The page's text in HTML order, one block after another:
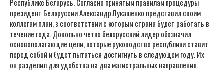
Республике Беларусь. Согласно принятым правилам процедуры
президент Белоруссии Александр Лукашенко представил своим
коллегам план, в соответствии с которым страна будет работать в
течение года. Довольно четко белорусский лидер обозначил
основополагающие цели, которые руководство республики ставит
перед собой и будет пытаться достигнуть в следующем году. Их
он разделил для удобства на два магистральных направления.